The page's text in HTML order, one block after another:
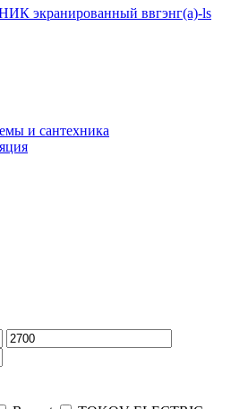
экранированный ввгэнг(a)-ls
и сантехника